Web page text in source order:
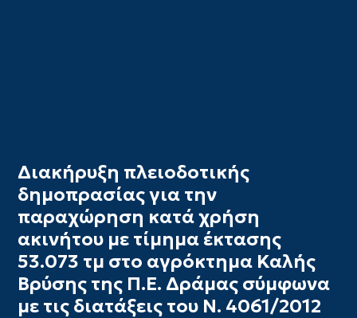
Διακήρυξη πλειοδοτικής
δημοπρασίας για την
παραχώρηση κατά χρήση
ακινήτου με τίμημα έκτασης
53.073 τμ στο αγρόκτημα Καλής
Βρύσης της Π.Ε. Δράμας σύμφωνα
με τις διατάξεις του Ν. 4061/2012